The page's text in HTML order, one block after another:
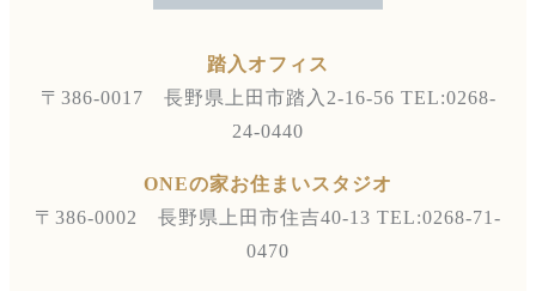
踏入オフィス
〒386-0017 長野県上田市踏入2-16-56 TEL:0268-
24-0440
ONEの家お住まいスタジオ
〒386-0002 長野県上田市住吉40-13 TEL:0268-71-
0470